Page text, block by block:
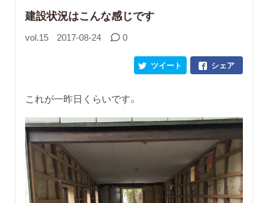
建設状況はこんな感じです
vol.15 2017-08-24 0
シェア
ツイート
これが一昨日くらいです。